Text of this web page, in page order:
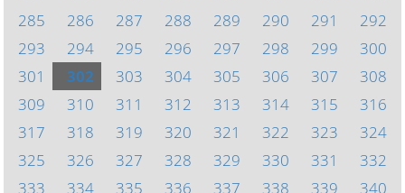
285
286 287 288 289 290 291
292
293
294 295 296 297 298 299
300
301
302 303 304 305 306 307
308
309
310 311 312 313 314 315
316
317
318 319 320 321 322 323
324
325
326 327 328 329 330 331
332
333
334 335 336 337 338 339
340